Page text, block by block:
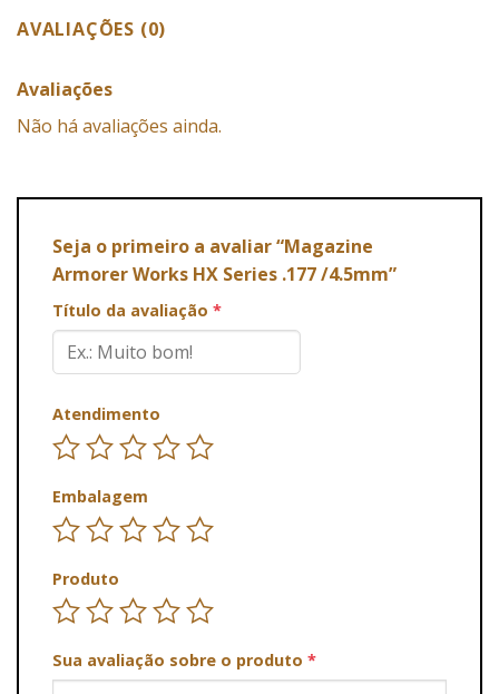
AVALIAÇÕES (0)
Avaliações
Não há avaliações ainda.
Seja o primeiro a avaliar “Magazine
Armorer Works HX Series .177 /4.5mm”
Título da avaliação *
Atendimento
Embalagem
Produto
Sua avaliação sobre o produto *